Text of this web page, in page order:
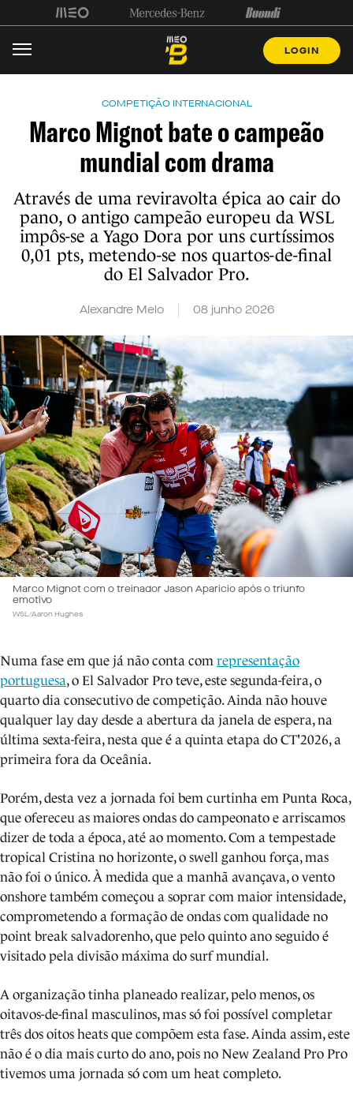
LOGIN
COMPETIÇÃO INTERNACIONAL
Marco Mignot bate o campeão
mundial com drama
Através de uma reviravolta épica ao cair do
pano, o antigo campeão europeu da WSL
impôs-se a Yago Dora por uns curtíssimos
0,01 pts, metendo-se nos quartos-de-final
do El Salvador Pro.
Alexandre Melo 08 junho 2026
Marco Mignot com o treinador Jason Aparicio após o triunfo
emotivo
WSL/Aaron Hughes
Numa fase em que já não conta com representação
portuguesa, o El Salvador Pro teve, este segunda-feira, o
quarto dia consecutivo de competição. Ainda não houve
qualquer lay day desde a abertura da janela de espera, na
última sexta-feira, nesta que é a quinta etapa do CT'2026, a
primeira fora da Oceânia.
Porém, desta vez a jornada foi bem curtinha em Punta Roca,
que ofereceu as maiores ondas do campeonato e arriscamos
dizer de toda a época, até ao momento. Com a tempestade
tropical Cristina no horizonte, o swell ganhou força, mas
não foi o único. À medida que a manhã avançava, o vento
onshore também começou a soprar com maior intensidade,
comprometendo a formação de ondas com qualidade no
point break salvadorenho, que pelo quinto ano seguido é
visitado pela divisão máxima do surf mundial.
A organização tinha planeado realizar, pelo menos, os
oitavos-de-final masculinos, mas só foi possível completar
três dos oitos heats que compõem esta fase. Ainda assim, este
não é o dia mais curto do ano, pois no New Zealand Pro Pro
tivemos uma jornada só com um heat completo.